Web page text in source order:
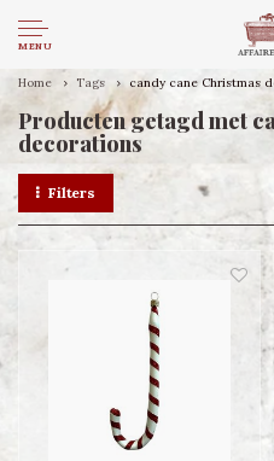
MENU
Home Tags candy cane Christmas
Producten getagd met
decorations
Filters